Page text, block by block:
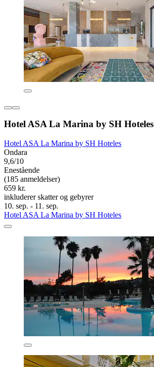
Hotel ASA La Marina by SH Hoteles
Hotel ASA La Marina by SH Hoteles
Ondara
9,6/10
Enestående
(185 anmeldelser)
659 kr.
inkluderer skatter og gebyrer
10. sep. - 11. sep.
Hotel ASA La Marina by SH Hoteles